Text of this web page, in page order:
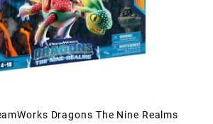
Dragons The Nine Realms